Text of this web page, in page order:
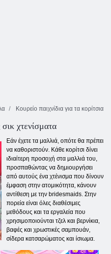
Κουρείο παιχνίδια για τα κορίτσια
χτενίσματα
Εάν έχετε τα μαλλιά, οπότε θα πρέπει
να καθοριστούν. Κάθε κορίτσι δίνει
ιδιαίτερη προσοχή στα μαλλιά του,
προσπαθώντας να δημιουργήσει
από αυτούς ένα χτένισμα που δίνουν
έμφαση στην ατομικότητα, κάνουν
αντίθεση με την bridesmaids. Στην
πορεία είναι όλες διαθέσιμες
μεθόδους και τα εργαλεία που
χρησιμοποιούνται τζελ και βερνίκια,
βαφές και χρωστικές σαμπουάν,
σίδερα κατσαρώματος και ίσιωμα.